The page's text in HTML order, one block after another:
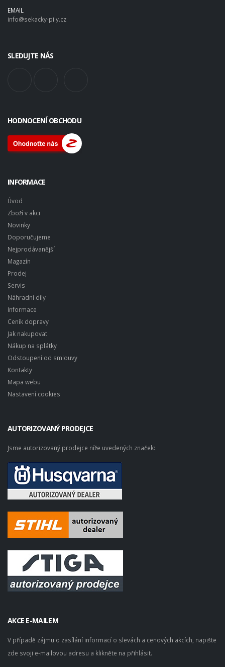
EMAIL
info@sekacky-pily.cz
SLEDUJTE NÁS
HODNOCENÍ OBCHODU
INFORMACE
Úvod
Zboží v akci
Novinky
Doporučujeme
Nejprodávanější
Magazín
Prodej
Servis
Náhradní díly
Informace
Ceník dopravy
Jak nakupovat
Nákup na splátky
Odstoupení od smlouvy
Kontakty
Mapa webu
Nastavení cookies
AUTORIZOVANÝ PRODEJCE
Jsme autorizovaný prodejce níže uvedených značek:
AKCE E-MAILEM
V případě zájmu o zasílání informací o slevách a cenových akcích, napište
zde svoji e-mailovou adresu a klikněte na přihlásit.